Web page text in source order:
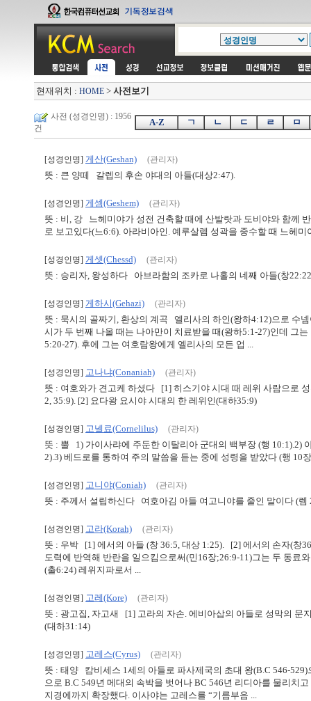
현재위치 : HOME > 사전보기
사전 (성경인명) : 1956
건
A-Z ㄱ ㄴ ㄷ ㄹ ㅁ
[성경인명] 게산(Geshan) (관리자)
뜻 : 큰 양떼 갈렙의 후손 야대의 아들(대상2:47).
[성경인명] 게셈(Geshem) (관리자)
뜻 : 비, 강 느헤미야가 성전 건축할 때에 산발랏과 도비야와 함께
로 보고있다(느6:6). 아라비아인. 예루살렘 성곽을 중수할 때 느헤미
[성경인명] 게셋(Chessd) (관리자)
뜻 : 승리자, 왕성하다 아브라함의 조카로 나홀의 네째 아들(창
[성경인명] 게하시(Gehazi) (관리자)
뜻 : 묵시의 골짜기, 환상의 계곡 엘리사의 하인(왕하4:12)으로 수
시가 두 번째 나올 때는 나아만이 치료받을 때(왕하5:1-27)인데 그
5:20-27). 후에 그는 여호람왕에게 엘리사의 모든 업 ...
[성경인명] 고나냐(Conaniah) (관리자)
뜻 : 여호와가 견고케 하셨다 [1] 히스기야 시대 때 레위 사람으로
2, 35:9). [2] 요다왕 요시야 시대의 한 레위인(대하35:9)
[성경인명] 고넬료(Cornelilus) (관리자)
뜻 : 뿔 1) 가이사랴에 주둔한 이탈리아 군대의 백부장 (행 10:1).2)
2).3) 베드로를 통하여 주의 말씀을 듣는 중에 성령을 받았다 (행 10
[성경인명] 고니야(Coniah) (관리자)
뜻 : 주께서 설립하신다 여호아김 아들 여고니야를 줄인 말이다 (렘
[성경인명] 고라(Korah) (관리자)
뜻 : 우박 [1] 에서의 아들 (창 36:5, 대상 1:25). [2] 에서의 손자(창
도력에 반역해 반란을 일으킴으로써(민16장;26:9-11)그는 두 동료
(출6:24) 레위지파로서 ...
[성경인명] 고레(Kore) (관리자)
뜻 : 광고집, 자고새 [1] 고라의 자손. 에비아삽의 아들로 성막의
(대하31:14)
[성경인명] 고레스(Cyrus) (관리자)
뜻 : 태양 캄비세스 1세의 아들로 파사제국의 초대 왕(B.C 546-
으로 B.C 549년 메대의 속박을 벗어나 BC 546년 리디아를 물리치
지경에까지 확장했다. 이사야는 고레스를 “기름부음 ...